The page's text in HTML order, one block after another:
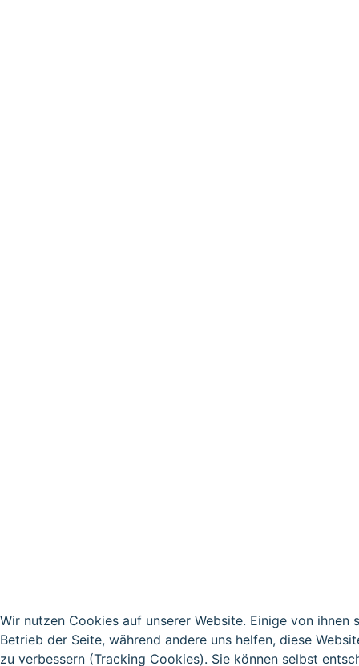
Wir nutzen Cookies auf unserer Website. Einige von ihnen
Betrieb der Seite, während andere uns helfen, diese
zu verbessern (Tracking Cookies). Sie können selbst